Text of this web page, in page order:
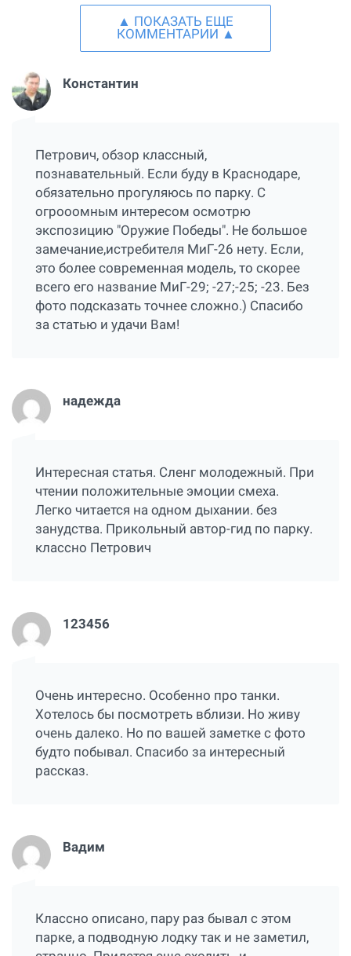
▲ ПОКАЗАТЬ ЕЩЕ
КОММЕНТАРИИ ▲
Константин
Петрович, обзор классный,
познавательный. Если буду в Краснодаре,
обязательно прогуляюсь по парку. С
огрооомным интересом осмотрю
экспозицию "Оружие Победы". Не большое
замечание,истребителя МиГ-26 нету. Если,
это более современная модель, то скорее
всего его название МиГ-29; -27;-25; -23. Без
фото подсказать точнее сложно.) Спасибо
за статью и удачи Вам!
надежда
Интересная статья. Сленг молодежный. При
чтении положительные эмоции смеха.
Легко читается на одном дыхании. без
занудства. Прикольный автор-гид по парку.
классно Петрович
123456
Очень интересно. Особенно про танки.
Хотелось бы посмотреть вблизи. Но живу
очень далеко. Но по вашей заметке с фото
будто побывал. Спасибо за интересный
рассказ.
Вадим
Классно описано, пару раз бывал с этом
парке, а подводную лодку так и не заметил,